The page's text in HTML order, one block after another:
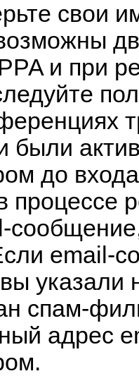
свои
и при
были
до
процессе
email-
спам-
адрес